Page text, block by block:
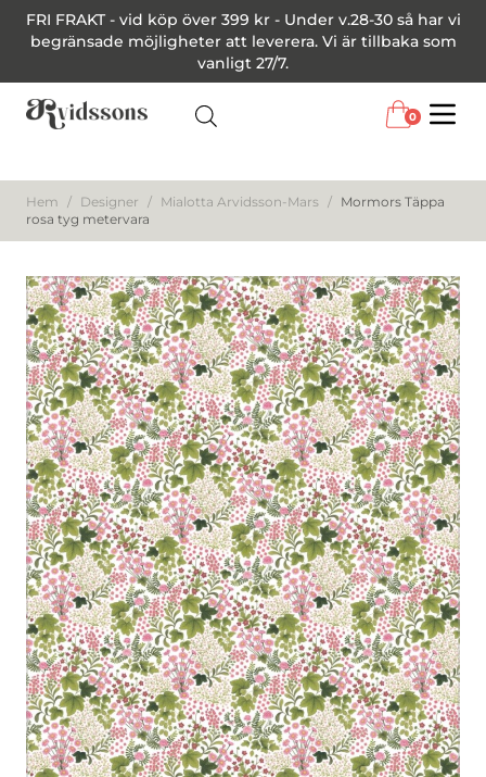
FRI FRAKT - vid köp över 399 kr - Under v.28-30 så har vi
begränsade möjligheter att leverera. Vi är tillbaka som
vanligt 27/7.
0
Hem / Designer / Mialotta Arvidsson-Mars / Mormors Täppa
rosa tyg metervara